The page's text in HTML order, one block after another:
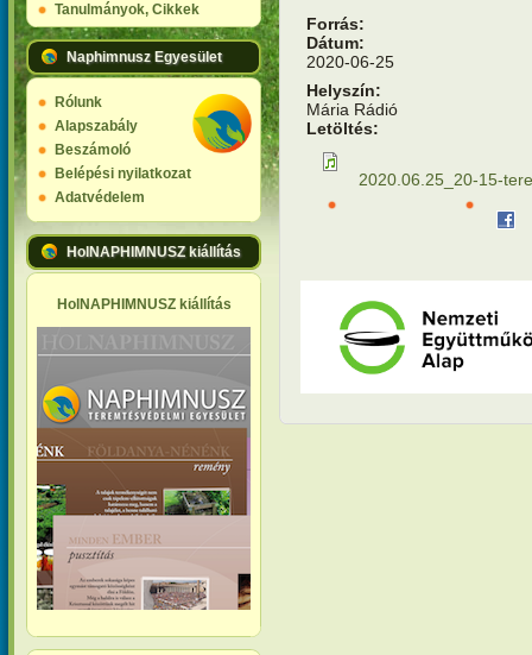
Tanulmányok, Cikkek
Naphimnusz Egyesület
Rólunk
Alapszabály
Beszámoló
Belépési nyilatkozat
Adatvédelem
HolNAPHIMNUSZ kiállítás
HolNAPHIMNUSZ kiállítás
Forrás:
Dátum:
2020-06-25
Helyszín:
Mária Rádió
Letöltés:
2020.06.25_20-15-